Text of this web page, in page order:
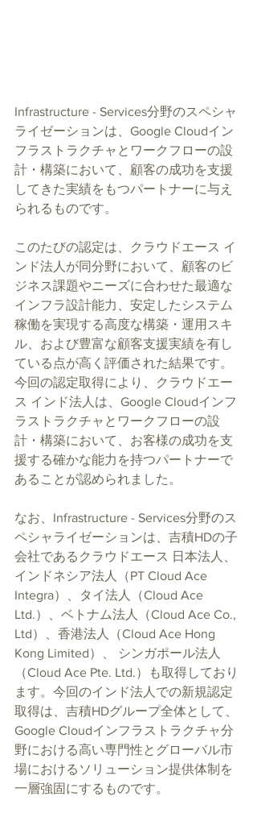
Infrastructure - Services分野のスペシャ
ライゼーションは、Google Cloudイン
フラストラクチャとワークフローの設
計・構築において、顧客の成功を支援
してきた実績をもつパートナーに与え
られるものです。
このたびの認定は、クラウドエース イ
ンド法人が同分野において、顧客のビ
ジネス課題やニーズに合わせた最適な
インフラ設計能力、安定したシステム
稼働を実現する高度な構築・運用スキ
ル、および豊富な顧客支援実績を有し
ている点が高く評価された結果です。
今回の認定取得により、クラウドエー
ス インド法人は、Google Cloudインフ
ラストラクチャとワークフローの設
計・構築において、お客様の成功を支
援する確かな能力を持つパートナーで
あることが認められました。
なお、Infrastructure - Services分野のス
ペシャライゼーションは、吉積HDの子
会社であるクラウドエース 日本法人、
インドネシア法人（PT Cloud Ace
Integra）、タイ法人（Cloud Ace
Ltd.）、ベトナム法人（Cloud Ace Co.,
Ltd）、香港法人（Cloud Ace Hong
Kong Limited）、 シンガポール法人
（Cloud Ace Pte. Ltd.）も取得しており
ます。今回のインド法人での新規認定
取得は、吉積HDグループ全体として、
Google Cloudインフラストラクチャ分
野における高い専門性とグローバル市
場におけるソリューション提供体制を
一層強固にするものです。